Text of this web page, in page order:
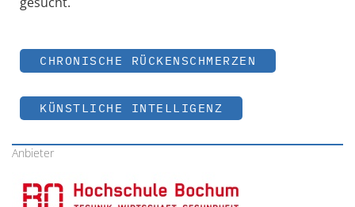
CHRONISCHE RÜCKENSCHMERZEN
KÜNSTLICHE INTELLIGENZ
Anbieter